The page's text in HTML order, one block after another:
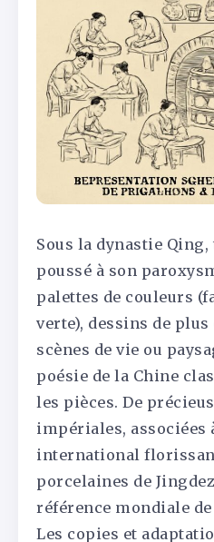
Sous la dynastie
poussé à son
palettes de couleurs
verte), dessins de
scènes de vie ou
poésie de la Chine
les pièces. De
impériales, associées
international
porcelaines de
référence mondiale
Les copies et